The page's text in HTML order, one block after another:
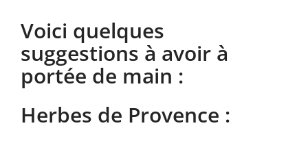
Voici quelques
suggestions à avoir à
portée de main :
Herbes de Provence :